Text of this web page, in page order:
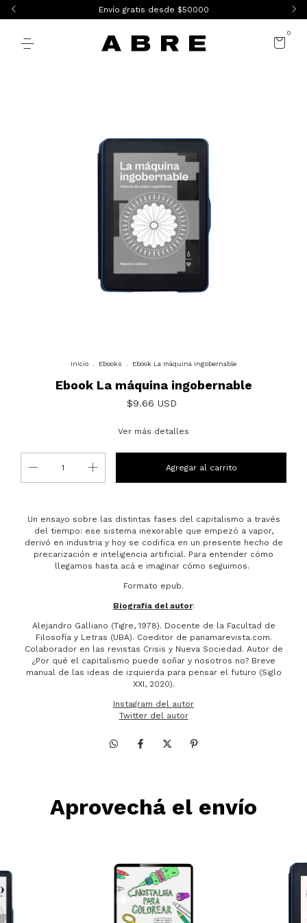
Envío gratis desde $50000
0
Inicio Ebooks Ebook La máquina ingobernable
Ebook La máquina ingobernable
$9.66 USD
Ver más detalles
Un ensayo sobre las distintas fases del capitalismo a través
del tiempo: ese sistema inexorable que empezó a vapor,
derivó en industria y hoy se codifica en un presente hecho de
precarización e inteligencia artificial. Para entender cómo
llegamos hasta acá e imaginar cómo seguimos.
Formato epub.
Biografía del autor:
Alejandro Galliano (Tigre, 1978). Docente de la Facultad de
Filosofía y Letras (UBA). Coeditor de panamarevista.com.
Colaborador en las revistas Crisis y Nueva Sociedad. Autor de
¿Por qué el capitalismo puede soñar y nosotros no? Breve
manual de las ideas de izquierda para pensar el futuro (Siglo
XXI, 2020).
Instagram del autor
Twitter del autor
Aprovechá el envío